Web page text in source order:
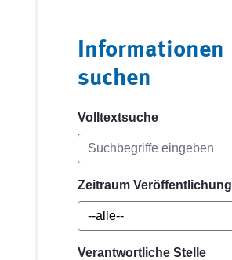
Informationen
suchen
Volltextsuche
Zeitraum Veröffentlichung
Verantwortliche Stelle